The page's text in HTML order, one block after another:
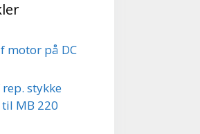
motor på DC
stykke
MB 220